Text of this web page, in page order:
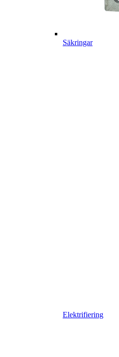
Säkringar
Elektrifiering